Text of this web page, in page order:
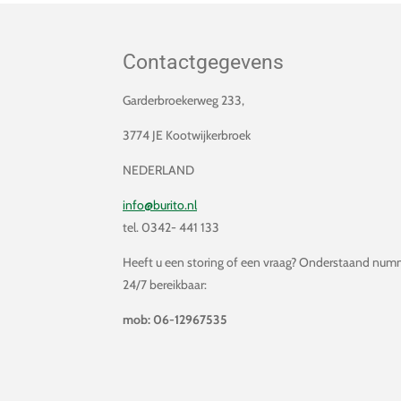
Contactgegevens
Garderbroekerweg 233,
3774 JE Kootwijkerbroek
NEDERLAND
info@burito.nl
tel. 0342- 441 133
Heeft u een storing of een vraag? Onderstaand
24/7 bereikbaar:
mob: 06-12967535